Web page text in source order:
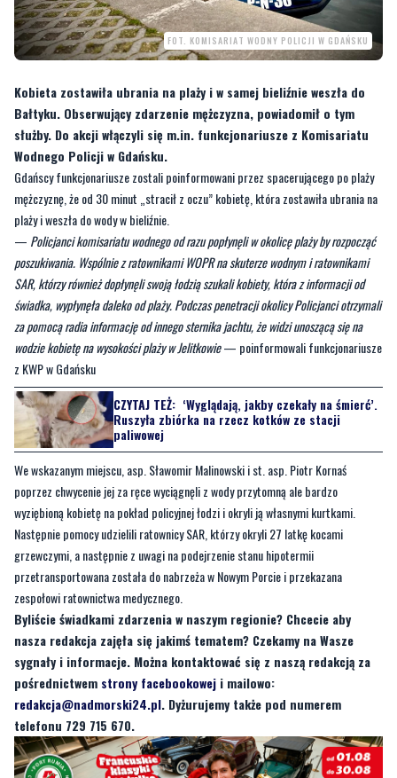
Kobieta zostawiła ubrania na plaży i w samej bieliźnie weszła do
Bałtyku. Obserwujący zdarzenie mężczyzna, powiadomił o tym
Wodnego Policji w Gdańsku.
Gdańscy funkcjonariusze zostali poinformowani przez spacerującego po plaży
mężczyznę, że od 30 minut „stracił z oczu” kobietę, która zostawiła ubrania na
plaży i weszła do wody w bieliźnie.
—Policjanci komisariatu wodnego od razu popłynęli w okolicę plaży by rozpocząć
poszukiwania. Wspólnie z ratownikami WOPR na skuterze wodnym i ratownikami
SAR, którzy również dopłynęli swoją łodzią szukali kobiety, która z informacji od
świadka, wypłynęła daleko od plaży. Podczas penetracji okolicy Policjanci otrzymali
za pomocą radia informację od innego sternika jachtu, że widzi unoszącą się na
wodzie kobietę na wysokości plaży w Jelitkowie— poinformowali funkcjonariusze
z KWP w Gdańsku
CZYTAJ TEŻ: ‘Wyglądają, jakby czekały na śmierć’.
Ruszyła zbiórka na rzecz kotków ze stacji
We wskazanym miejscu, asp. Sławomir Malinowski i st. asp. Piotr Kornaś
poprzez chwycenie jej za ręce wyciągnęli z wody przytomną ale bardzo
wyziębioną kobietę na pokład policyjnej łodzi i okryli ją własnymi kurtkami.
Następnie pomocy udzielili ratownicy SAR, którzy okryli 27 latkę kocami
grzewczymi, a następnie z uwagi na podejrzenie stanu hipotermii
przetransportowana została do nabrzeża w Nowym Porcie i przekazana
zespołowi ratownictwa medycznego.
Byliście świadkami zdarzenia w naszym regionie? Chcecie aby
nasza redakcja zajęła się jakimś tematem? Czekamy na Wasze
sygnały i informacje. Można kontaktować się z naszą redakcją za
pośrednictwemstrony facebookoweji mailowo:
redakcja@nadmorski24.pl. Dyżurujemy także pod numerem
telefonu 729 715 670.